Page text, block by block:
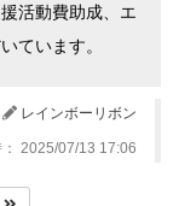
活動費助成、エ
ています。
レインボーリボン
2025/07/13 17:06